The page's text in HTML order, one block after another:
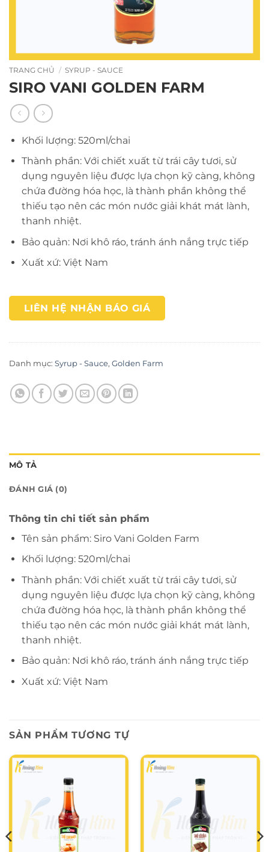
TRANG CHỦ / SYRUP - SAUCE
SIRO VANI GOLDEN FARM
Khối lượng: 520ml/chai
Thành phần: Với chiết xuất từ trái cây tươi, sử
dụng nguyên liệu được lựa chọn kỹ càng, không
chứa đường hóa học, là thành phần không thể
thiếu tạo nên các món nước giải khát mát lành,
thanh nhiệt.
Bảo quản: Nơi khô ráo, tránh ánh nắng trực tiếp
Xuất xứ: Việt Nam
LIÊN HỆ NHẬN BÁO GIÁ
Danh mục: Syrup - Sauce, Golden Farm
MÔ TẢ
ĐÁNH GIÁ (0)
Thông tin chi tiết sản phẩm
Tên sản phẩm: Siro Vani Golden Farm
Khối lượng: 520ml/chai
Thành phần: Với chiết xuất từ trái cây tươi, sử
dụng nguyên liệu được lựa chọn kỹ càng, không
chứa đường hóa học, là thành phần không thể
thiếu tạo nên các món nước giải khát mát lành,
thanh nhiệt.
Bảo quản: Nơi khô ráo, tránh ánh nắng trực tiếp
Xuất xứ: Việt Nam
SẢN PHẨM TƯƠNG TỰ